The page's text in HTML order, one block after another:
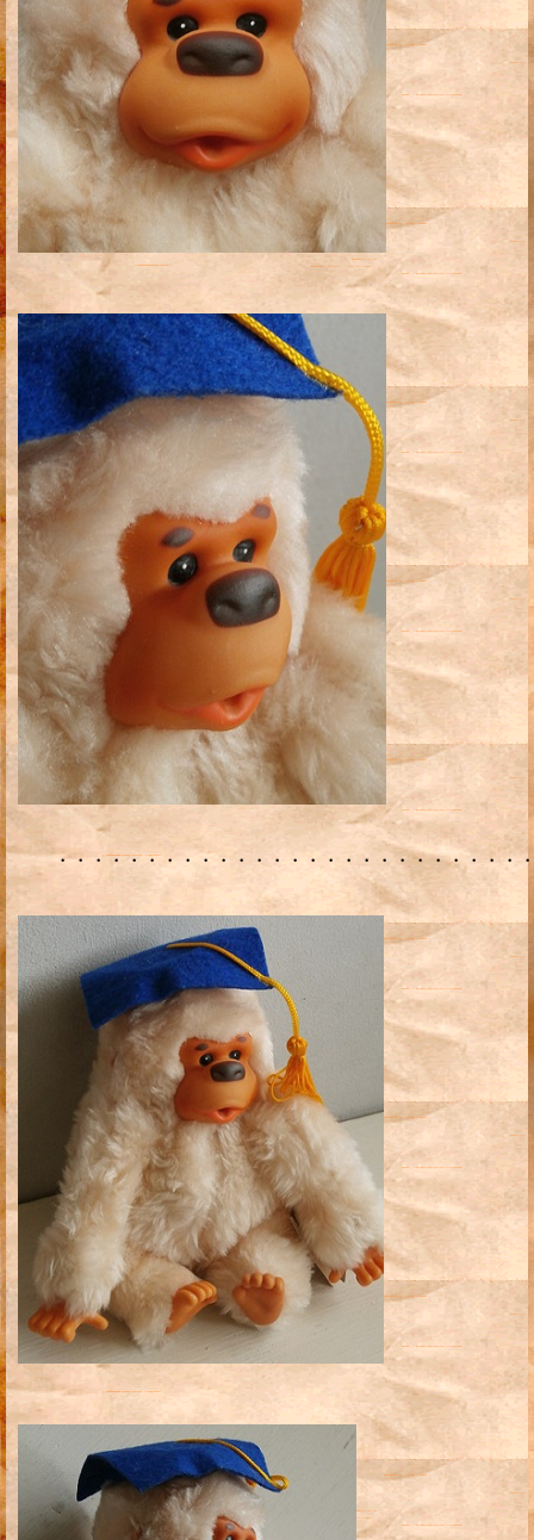
・・・・・・・・・・・・・・・・・・・・・・・・・・